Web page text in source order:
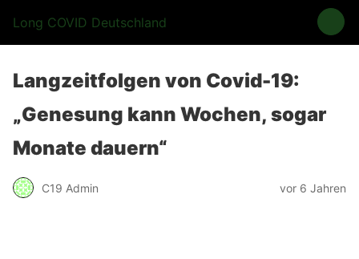
Long COVID Deutschland
Langzeitfolgen von Covid-19:
„Genesung kann Wochen, sogar
Monate dauern“
C19 Admin vor 6 Jahren